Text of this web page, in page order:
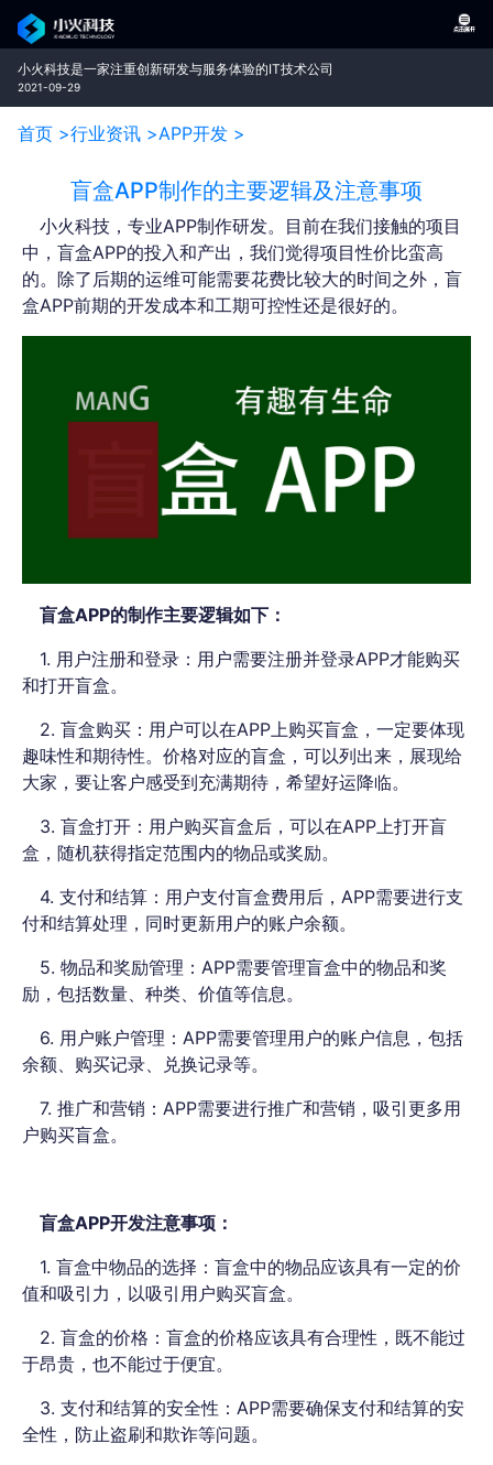
小火科技是一家注重创新研发与服务体验的IT技术公司
2021-09-29
首页 >行业资讯 >APP开发 >
盲盒APP制作的主要逻辑及注意事项
小火科技，专业APP制作研发。目前在我们接触的项目
中，盲盒APP的投入和产出，我们觉得项目性价比蛮高
的。除了后期的运维可能需要花费比较大的时间之外，盲
盒APP前期的开发成本和工期可控性还是很好的。
盲盒APP的制作主要逻辑如下：
1. 用户注册和登录：用户需要注册并登录APP才能购买
和打开盲盒。
2. 盲盒购买：用户可以在APP上购买盲盒，一定要体现
趣味性和期待性。价格对应的盲盒，可以列出来，展现给
大家，要让客户感受到充满期待，希望好运降临。
3. 盲盒打开：用户购买盲盒后，可以在APP上打开盲
盒，随机获得指定范围内的物品或奖励。
4. 支付和结算：用户支付盲盒费用后，APP需要进行支
付和结算处理，同时更新用户的账户余额。
5. 物品和奖励管理：APP需要管理盲盒中的物品和奖
励，包括数量、种类、价值等信息。
6. 用户账户管理：APP需要管理用户的账户信息，包括
余额、购买记录、兑换记录等。
7. 推广和营销：APP需要进行推广和营销，吸引更多用
户购买盲盒。
盲盒APP开发注意事项：
1. 盲盒中物品的选择：盲盒中的物品应该具有一定的价
值和吸引力，以吸引用户购买盲盒。
2. 盲盒的价格：盲盒的价格应该具有合理性，既不能过
于昂贵，也不能过于便宜。
3. 支付和结算的安全性：APP需要确保支付和结算的安
全性，防止盗刷和欺诈等问题。